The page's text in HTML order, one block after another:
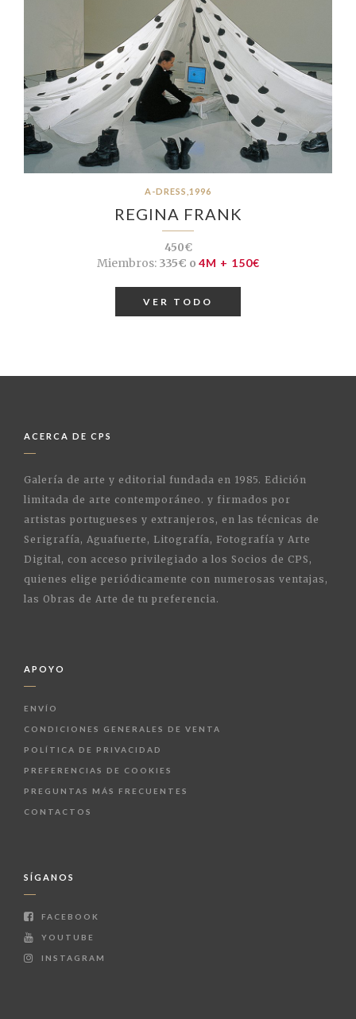
A-DRESS,1996
REGINA FRANK
450€
Miembros:335€ o 4M + 150€
VER TODO
ACERCA DE CPS
Galería de arte y editorial fundada en 1985. Edición
limitada de arte contemporáneo. y firmados por
artistas portugueses y extranjeros, en las técnicas de
Serigrafía, Aguafuerte, Litografía, Fotografía y Arte
Digital, con acceso privilegiado a los Socios de CPS,
quienes elige periódicamente con numerosas ventajas,
las Obras de Arte de tu preferencia.
APOYO
ENVÍO
CONDICIONES GENERALES DE VENTA
POLÍTICA DE PRIVACIDAD
PREFERENCIAS DE COOKIES
PREGUNTAS MÁS FRECUENTES
CONTACTOS
SÍGANOS
FACEBOOK
YOUTUBE
INSTAGRAM